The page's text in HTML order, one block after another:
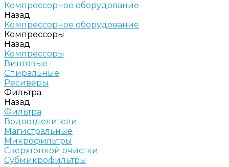
Компрессорное оборудование
Назад
Компрессорное оборудование
Компрессоры
Назад
Компрессоры
Винтовые
Спиральные
Ресиверы
Фильтра
Назад
Фильтра
Водоотделители
Магистральные
Микрофильтры
Сверхтонкой очистки
Субмикрофильтры